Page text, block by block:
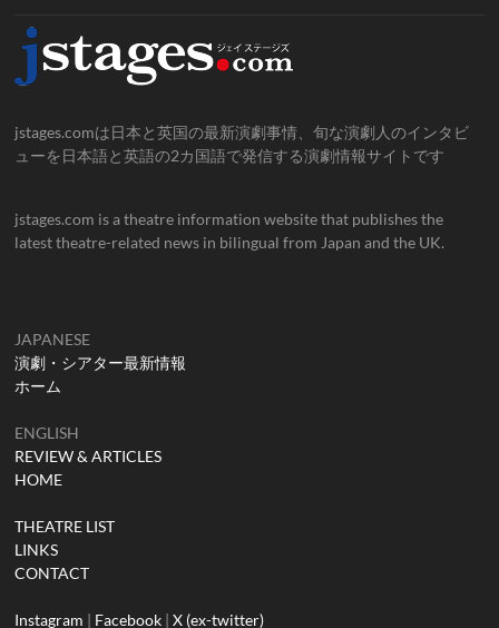
jstages.comは日本と英国の最新演劇事情、旬な演劇人のインタビ
ューを日本語と英語の2カ国語で発信する演劇情報サイトです
jstages.com is a theatre information website that publishes the
latest theatre-related news in bilingual from Japan and the UK.
JAPANESE
演劇・シアター最新情報
ホーム
ENGLISH
REVIEW & ARTICLES
HOME
THEATRE LIST
LINKS
CONTACT
Instagram | Facebook |X (ex-twitter)